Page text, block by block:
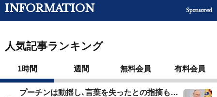
INFORMATION Sponsored
人気記事ランキング
1時間 週間 無料会員 有料会員
プーチンは動揺し､言葉を失ったとの指摘も…